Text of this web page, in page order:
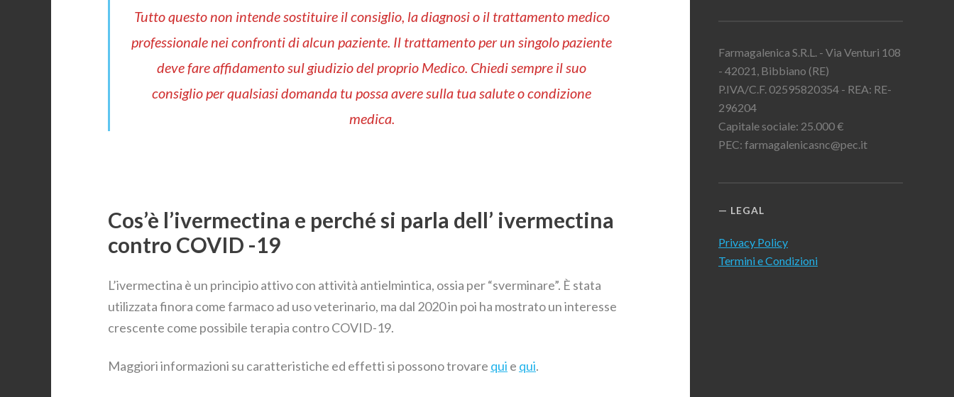
Tutto questo non intende sostituire il consiglio, la diagnosi o il trattamento medico
professionale nei confronti di alcun paziente. Il trattamento per un singolo paziente
deve fare affidamento sul giudizio del proprio Medico. Chiedi sempre il suo
consiglio per qualsiasi domanda tu possa avere sulla tua salute o condizione
medica.
Cos’è l’ivermectina e perché si parla dell’ ivermectina
contro COVID -19
L’ivermectina è un principio attivo con attività antielmintica, ossia per “sverminare”. È stata
utilizzata finora come farmaco ad uso veterinario, ma dal 2020 in poi ha mostrato un interesse
crescente come possibile terapia contro COVID-19.
Maggiori informazioni su caratteristiche ed effetti si possono trovare qui e qui.
Farmagalenica S.R.L. - Via Venturi 108
- 42021, Bibbiano (RE)
P.IVA/C.F. 02595820354 - REA: RE-
296204
Capitale sociale: 25.000 €
PEC: farmagalenicasnc@pec.it
LEGAL
Privacy Policy
Termini e Condizioni